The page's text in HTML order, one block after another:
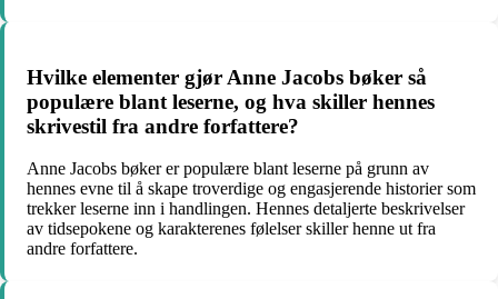
Hvilke elementer gjør Anne Jacobs bøker så
populære blant leserne, og hva skiller hennes
skrivestil fra andre forfattere?
Anne Jacobs bøker er populære blant leserne på grunn av
hennes evne til å skape troverdige og engasjerende historier som
trekker leserne inn i handlingen. Hennes detaljerte beskrivelser
av tidsepokene og karakterenes følelser skiller henne ut fra
andre forfattere.